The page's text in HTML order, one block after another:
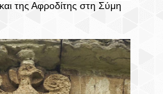
της Αφροδίτης στη Σύμη